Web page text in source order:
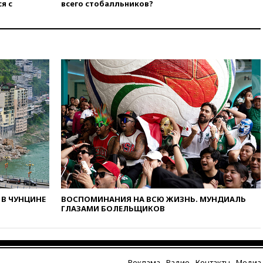
американец Гилман
08:22В Екатеринбурге
атакован склад Wildberries
07:52В Таиланде ученик
устроил стрельбу в школе:
есть жертвы
07:00Лесной пожар в 30
километрах от Ванкувера
привел к эвакуации жителей
06:00Суд обязал Meta
выплатить $567 млн по делу о
вреде психическому
здоровью детей
против «родильного туризма»
в США
с
всего стобалльников?
ЧУНЦИНЕ
ВОСПОМИНАНИЯ НА ВСЮ ЖИЗНЬ. МУНДИАЛЬ
ГЛАЗАМИ БОЛЕЛЬЩИКОВ